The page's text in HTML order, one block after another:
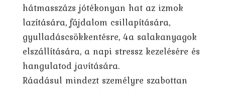
hátmasszázs jótékonyan hat az izmok
lazítására, fájdalom csillapítására,
gyulladáscsökkentésre, 4a salakanyagok
elszállítására, a napi stressz kezelésére és
hangulatod javítására.
Ráadásul mindezt személyre szabottan